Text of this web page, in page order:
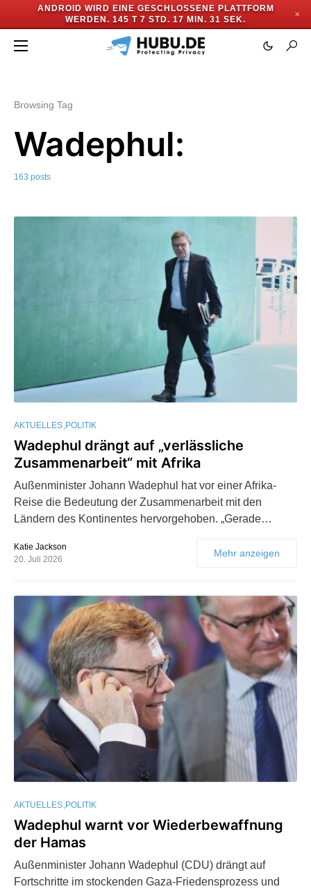
ANDROID WIRD EINE GESCHLOSSENE PLATTFORM
WERDEN. 145 T 7 STD. 17 MIN. 28 SEK.
✕
Browsing Tag
Wadephul:
163 posts
AKTUELLES POLITIK
Wadephul drängt auf „verlässliche
Zusammenarbeit“ mit Afrika
Außenminister Johann Wadephul hat vor einer Afrika-
Reise die Bedeutung der Zusammenarbeit mit den
Ländern des Kontinentes hervorgehoben. „Gerade…
Katie Jackson
20. Juli 2026
Mehr anzeigen
AKTUELLES POLITIK
Wadephul warnt vor Wiederbewaffnung
der Hamas
Außenminister Johann Wadephul (CDU) drängt auf
Fortschritte im stockenden Gaza-Friedensprozess und